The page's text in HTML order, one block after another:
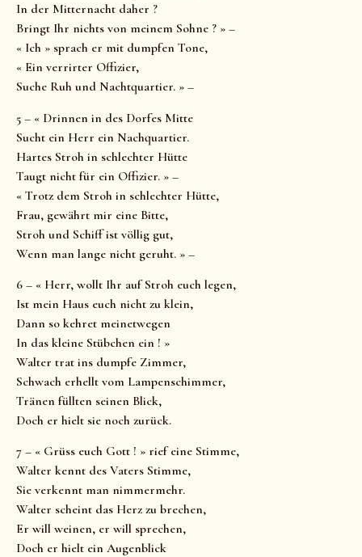
In der Mitternacht daher ?
Bringt Ihr nichts von meinem Sohne ? » –
« Ich » sprach er mit dumpfen Tone,
« Ein verrirter Offizier,
Suche Ruh und Nachtquartier. » –
5 – « Drinnen in des Dorfes Mitte
Sucht ein Herr ein Nachquartier.
Hartes Stroh in schlechter Hütte
Taugt nicht für ein Offizier. » –
« Trotz dem Stroh in schlechter Hütte,
Frau, gewährt mir eine Bitte,
Stroh und Schiff ist völlig gut,
Wenn man lange nicht geruht. » –
6 – « Herr, wollt Ihr auf Stroh euch legen,
Ist mein Haus euch nicht zu klein,
Dann so kehret meinetwegen
In das kleine Stübchen ein ! »
Walter trat ins dumpfe Zimmer,
Schwach erhellt vom Lampenschimmer,
Tränen füllten seinen Blick,
Doch er hielt sie noch zurück.
7 – « Grüss euch Gott ! » rief eine Stimme,
Walter kennt des Vaters Stimme,
Sie verkennt man nimmermehr.
Walter scheint das Herz zu brechen,
Er will weinen, er will sprechen,
Doch er hielt ein Augenblick